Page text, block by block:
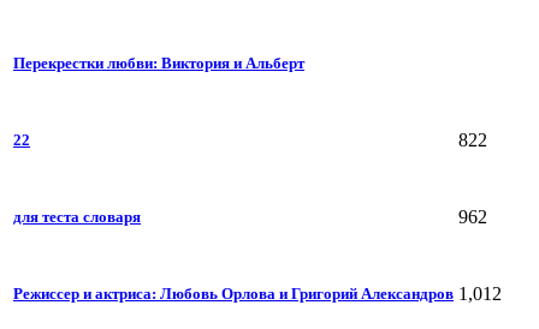
Перекрестки любви: Виктория и Альберт
22 822
для теста словаря 962
Режиссер и актриса: Любовь Орлова и Григорий Александров 1,012